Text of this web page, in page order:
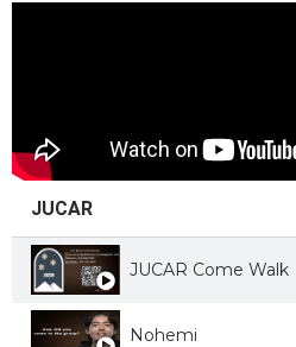
JUCAR
JUCAR Come Walk
Nohemi